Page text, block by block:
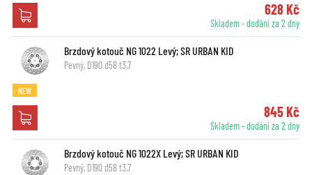
628 Kč
Skladem - dodání za 2 dny
Brzdový kotouč NG 1022 Levý; SR URBAN KID
Pevný, D190 d58 t3,7
NEW
845 Kč
Skladem - dodání za 2 dny
Brzdový kotouč NG 1022X Levý; SR URBAN KID
Pevný, D190 d58 t3,7